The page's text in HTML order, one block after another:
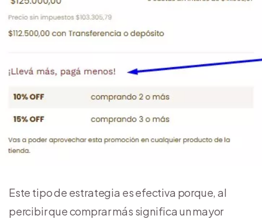
Este tipo de estrategia es efectiva porque, al
percibir que comprar más significa un mayor